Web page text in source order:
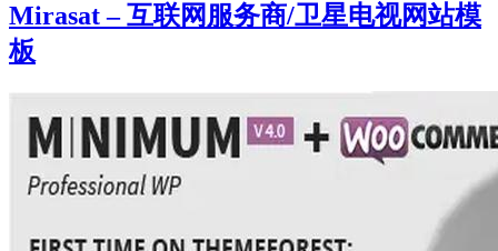
Mirasat – 互联网服务商/卫星电视网站模
板